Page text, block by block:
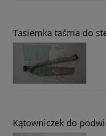
Tasiemka taśma do
Kątowniczek do